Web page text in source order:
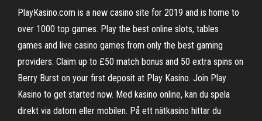
PlayKasino.com is a new casino site for 2019 and is home to
over 1000 top games. Play the best online slots, tables
games and live casino games from only the best gaming
providers. Claim up to £50 match bonus and 50 extra spins on
Berry Burst on your first deposit at Play Kasino. Join Play
Kasino to get started now. Med kasino online, kan du spela
direkt via datorn eller mobilen. På ett nätkasino hittar du